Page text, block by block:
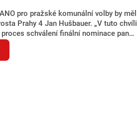
souboj z roku 2023?
pro pražské komunální volby by měl
Prahy 4 Jan Hušbauer. „V tuto chvíli
schválení finální nominace pana
Výborem hnutí ANO,“ uvedl pro
pražského ANO Martin
se spekulovalo jako o